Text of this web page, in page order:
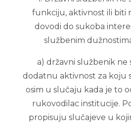
funkciju, aktivnost ili biti
dovodi do sukoba
službenim
a) državni službenik ne
dodatnu aktivnost za koju
osim u slučaju kada je to
rukovodilac institucije.
propisuju slučajeve u